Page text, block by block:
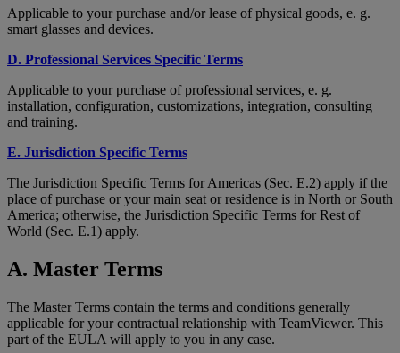
Applicable to your purchase and/or lease of physical goods, e. g.
smart glasses and devices.
D. Professional Services Specific Terms
Applicable to your purchase of professional services, e. g.
installation, configuration, customizations, integration, consulting
and training.
E. Jurisdiction Specific Terms
The Jurisdiction Specific Terms for Americas (Sec. E.2) apply if the
place of purchase or your main seat or residence is in North or South
America; otherwise, the Jurisdiction Specific Terms for Rest of
World (Sec. E.1) apply.
A. Master Terms
The Master Terms contain the terms and conditions generally
applicable for your contractual relationship with TeamViewer. This
part of the EULA will apply to you in any case.